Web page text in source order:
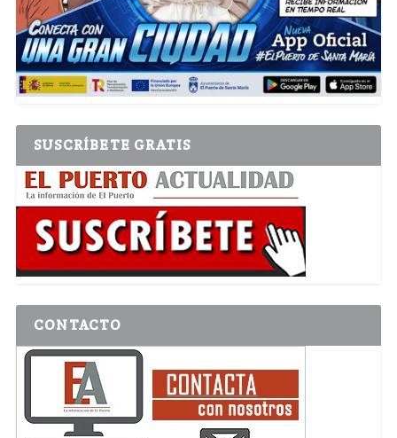
SUSCRÍBETE GRATIS
CONTACTO